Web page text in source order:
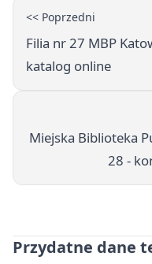
<< Poprzedni
Filia nr 27 MBP
katalog online
Miejska Biblioteka
28 -
Przydatne dane